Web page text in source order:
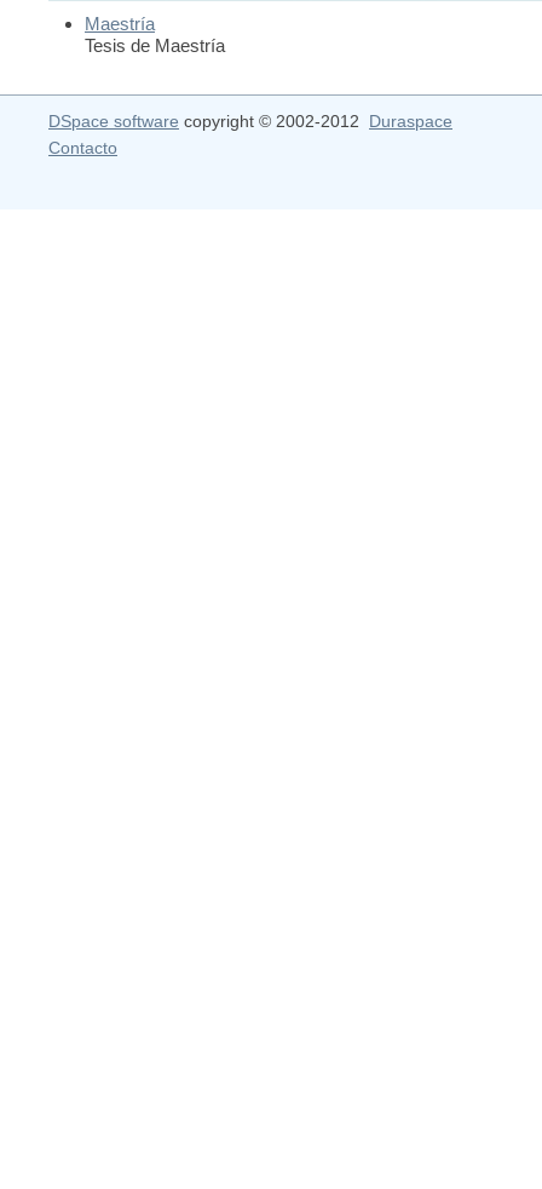
Maestría
Tesis de Maestría
DSpace software copyright © 2002-2012 Duraspace
Contacto